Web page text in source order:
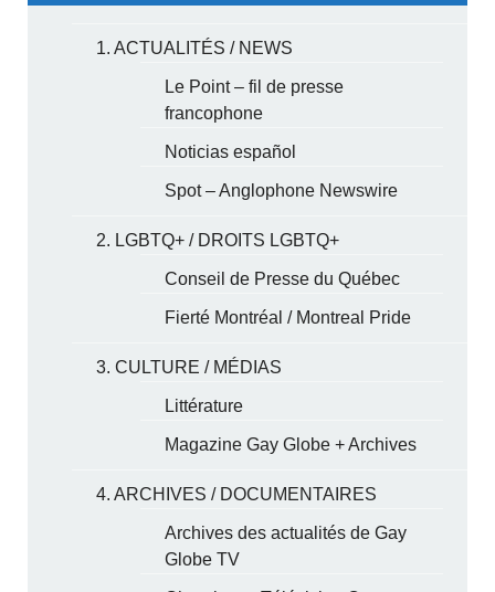
1. ACTUALITÉS / NEWS
Le Point – fil de presse
francophone
Noticias español
Spot – Anglophone Newswire
2. LGBTQ+ / DROITS LGBTQ+
Conseil de Presse du Québec
Fierté Montréal / Montreal Pride
3. CULTURE / MÉDIAS
Littérature
Magazine Gay Globe + Archives
4. ARCHIVES / DOCUMENTAIRES
Archives des actualités de Gay
Globe TV